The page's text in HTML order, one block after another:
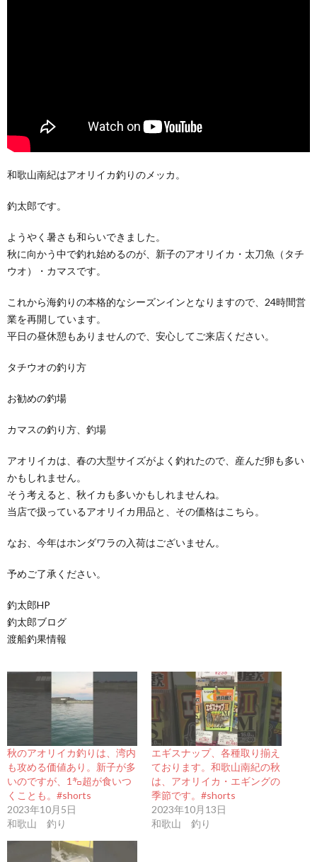
和歌山南紀はアオリイカ釣りのメッカ。
釣太郎です。
ようやく暑さも和らいできました。
秋に向かう中で釣れ始めるのが、新子のアオリイカ・太刀魚（タチ
ウオ）・カマスです。
これから海釣りの本格的なシーズンインとなりますので、24時間営
業を再開しています。
平日の昼休憩もありませんので、安心してご来店ください。
タチウオの釣り方
お勧めの釣場
カマスの釣り方、釣場
アオリイカは、春の大型サイズがよく釣れたので、産んだ卵も多い
かもしれません。
そう考えると、秋イカも多いかもしれませんね。
当店で扱っているアオリイカ用品と、その価格はこちら。
なお、今年はホンダワラの入荷はございません。
予めご了承ください。
釣太郎HP
釣太郎ブログ
渡船釣果情報
秋のアオリイカ釣りは、湾内
も攻める価値あり。新子が多
いのですが、1㌔超が食いつ
くことも。#shorts
2023年10月5日
和歌山 釣り
エギスナップ、各種取り揃え
ております。和歌山南紀の秋
は、アオリイカ・エギングの
季節です。#shorts
2023年10月13日
和歌山 釣り